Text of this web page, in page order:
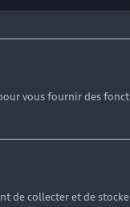
ne se résume pas
vous fournir des
de collecter et de